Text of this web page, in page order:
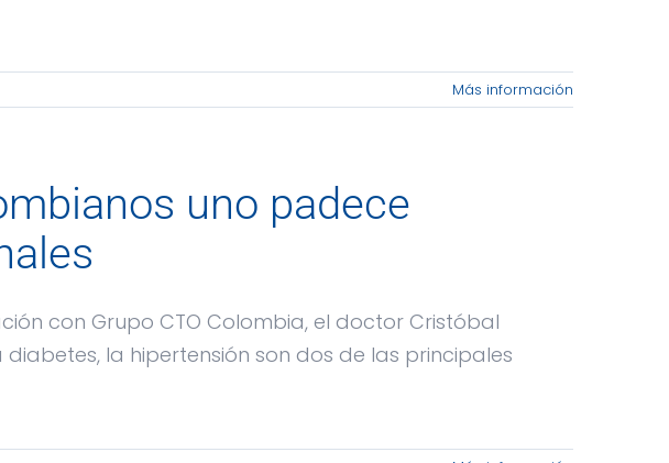
Más información
uno padece
con Grupo CTO Colombia, el doctor Cristóbal
la hipertensión son dos de las principales